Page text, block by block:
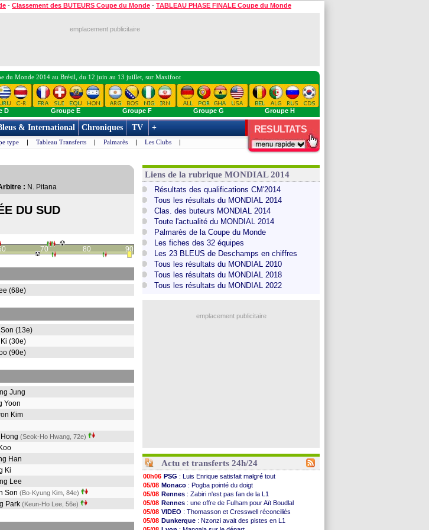
- Classement des BUTEURS Coupe du Monde - TABLEAU PHASE FINALE Coupe du Monde
emplacement publicitaire
du Monde 2014 au Brésil, du 12 juin au 13 juillet, sur Maxifoot
D Groupe E Groupe F Groupe G Groupe H
& International Chroniques TV +
type | Tableau Transferts | Palmarès | Les Clubs |
RESULTATS
: N. Pitana
DU SUD
70 80 90
(68e)
(13e)
(30e)
(90e)
Jung
Yoon
Kim
(Seok-Ho Hwang, 72e)
Han
Ki
Lee
Son (Bo-Kyung Kim, 84e)
Park (Keun-Ho Lee, 56e)
Liens de la rubrique MONDIAL 2014
Résultats des qualifications CM'2014
Tous les résultats du MONDIAL 2014
Clas. des buteurs MONDIAL 2014
Toute l'actualité du MONDIAL 2014
Palmarès de la Coupe du Monde
Les fiches des 32 équipes
Les 23 BLEUS de Deschamps en chiffres
Tous les résultats du MONDIAL 2010
Tous les résultats du MONDIAL 2018
Tous les résultats du MONDIAL 2022
emplacement publicitaire
Actu et transferts 24h/24
00h06 PSG : Luis Enrique satisfait malgré tout
05/08 Monaco : Pogba pointé du doigt
05/08 Rennes : Zabiri n'est pas fan de la L1
05/08 Rennes : une offre de Fulham pour Aït Boudlal
05/08 VIDEO : Thomasson et Cresswell réconciliés
05/08 Dunkerque : Nzonzi avait des pistes en L1